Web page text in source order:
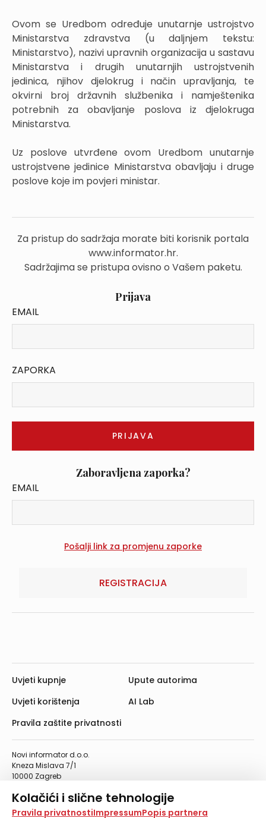
Kolačići i slične tehnologije
Na našoj web stranici koristimo kolačiće i slične
Pravila privatnostiImpressumPopis partnera
Ovom se Uredbom određuje unutarnje ustrojstvo
Ministarstva zdravstva (u daljnjem tekstu:
Ministarstvo), nazivi upravnih organizacija u sastavu
Ministarstva i drugih unutarnjih ustrojstvenih
jedinica, njihov djelokrug i način upravljanja, te
okvirni broj državnih službenika i namještenika
potrebnih za obavljanje poslova iz djelokruga
Ministarstva.
Uz poslove utvrđene ovom Uredbom unutarnje
ustrojstvene jedinice Ministarstva obavljaju i druge
poslove koje im povjeri ministar.
Za pristup do sadržaja morate biti korisnik portala
www.informator.hr.
Sadržajima se pristupa ovisno o Vašem paketu.
Prijava
EMAIL
ZAPORKA
Zaboravljena zaporka?
EMAIL
REGISTRACIJA
Novi informator d.o.o.
Kneza Mislava 7/1
10000 Zagreb
Telefaks: 01/4612-553
info@informator.hr
Uvjeti kupnje
Uvjeti korištenja
Pravila zaštite privatnosti
Upute autorima
AI Lab